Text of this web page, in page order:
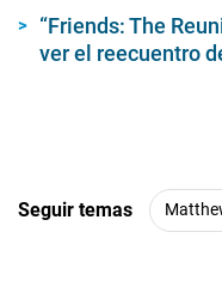
“Friends: The
ver el reecuentro
Seguir temas